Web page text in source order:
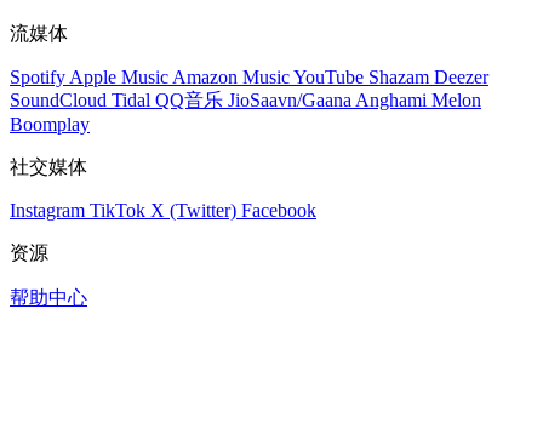
流媒体
Spotify Apple Music Amazon MusicYouTube Shazam Deezer
SoundCloud Tidal QQ音乐 JioSaavn/Gaana Anghami Melon
Boomplay
社交媒体
Instagram TikTok X (Twitter) Facebook
资源
帮助中心